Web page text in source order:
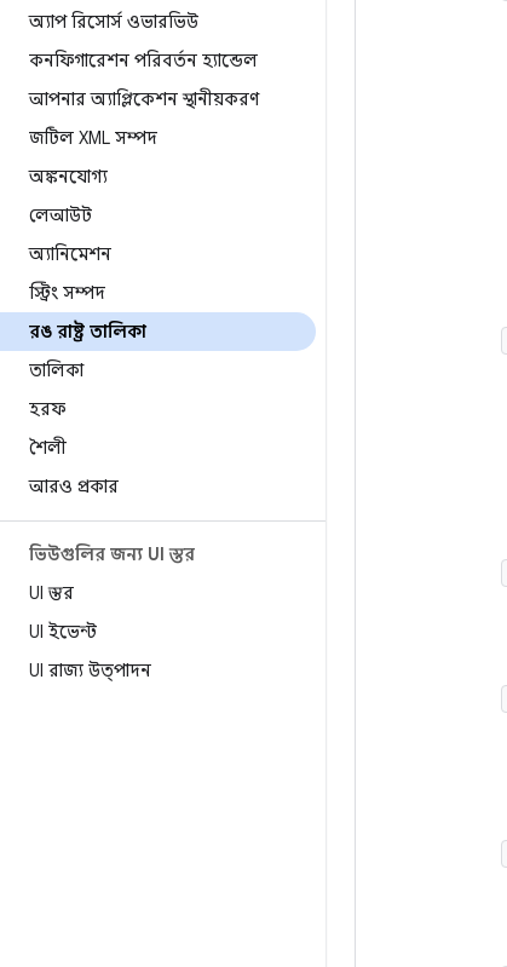
অ্যাপ রিসোর্স ওভারভিউ
কনফিগারেশন পরিবর্তন হ্যান্ডেল
আপনার অ্যাপ্লিকেশন স্থানীয়করণ
জটিল XML সম্পদ
অঙ্কনযোগ্য
লেআউট
অ্যানিমেশন
স্ট্রিং সম্পদ
রঙ রাষ্ট্র তালিকা
তালিকা
হরফ
শৈলী
আরও প্রকার
ভিউগুলির জন্য UI স্তর
UI স্তর
UI ইভেন্ট
UI রাজ্য উত্পাদন